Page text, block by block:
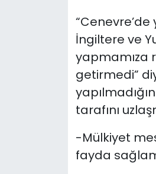
“Cenevre’de
İngiltere ve
yapmamıza
getirmedi”
tarafını
-Mülkiyet
fayda